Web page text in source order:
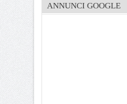
ANNUNCI GOOGLE